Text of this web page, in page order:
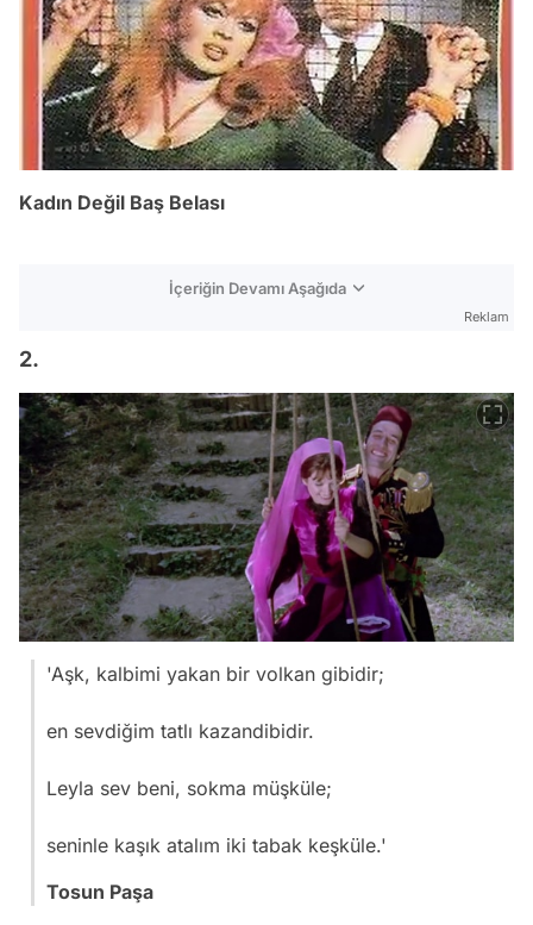
Kadın Değil Baş Belası
İçeriğin Devamı Aşağıda
Reklam
2.
'Aşk, kalbimi yakan bir volkan gibidir;
en sevdiğim tatlı kazandibidir.
Leyla sev beni, sokma müşküle;
seninle kaşık atalım iki tabak keşküle.'
Tosun Paşa